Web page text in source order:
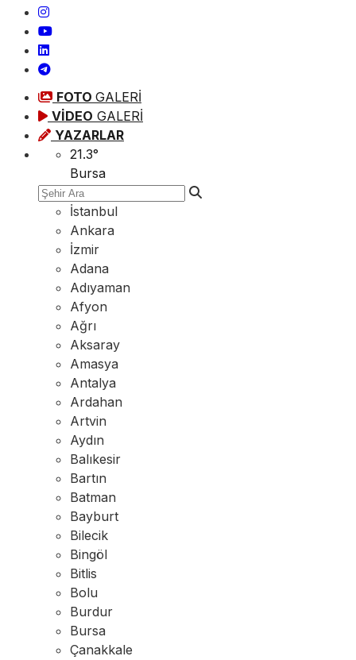
FOTO GALERİ
VİDEO GALERİ
YAZARLAR
21.3°
Bursa
İstanbul
Ankara
İzmir
Adana
Adıyaman
Afyon
Ağrı
Aksaray
Amasya
Antalya
Ardahan
Artvin
Aydın
Balıkesir
Bartın
Batman
Bayburt
Bilecik
Bingöl
Bitlis
Bolu
Burdur
Bursa
Çanakkale